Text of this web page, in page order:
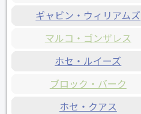
ギャビン・ウィリアムズ
マルコ・ゴンザレス
ホセ・ルイーズ
ブロック・バーク
ホセ・クアス